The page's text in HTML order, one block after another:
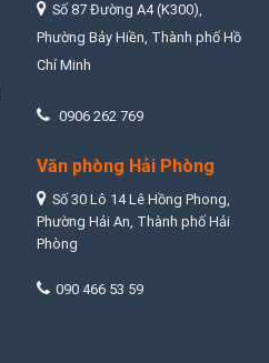
Số 87 Đường A4 (K300),
Phường Bảy Hiền, Thành phố Hồ
Chí Minh
0906 262 769
Văn phòng Hải Phòng
Số 30 Lô 14 Lê Hồng Phong,
Phường Hải An, Thành phố Hải
Phòng
090 466 53 59